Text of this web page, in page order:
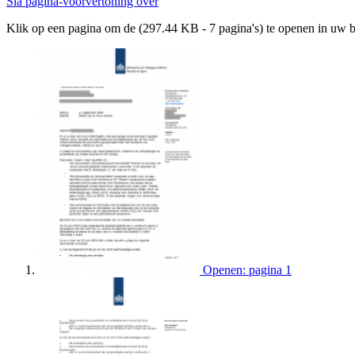
Klik op een pagina om de (297.44 KB - 7 pagina's) te openen in uw
Openen: pagina 1